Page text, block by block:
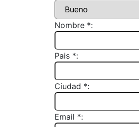
Nombre *:
Pais *:
Ciudad *:
Email *: